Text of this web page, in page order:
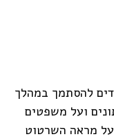
להסתמך במהלך
ועל משפטים
על מראה השרטוט